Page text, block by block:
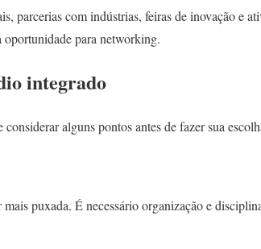
parcerias com indústrias, feiras de inovação e
para networking.
integrado
alguns pontos antes de fazer sua
puxada. É necessário organização e